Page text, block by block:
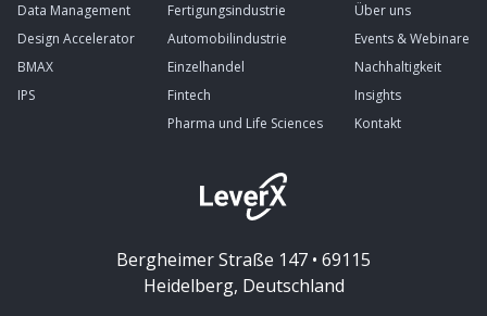
Data Management
Design Accelerator
BMAX
IPS
Fertigungsindustrie
Automobilindustrie
Einzelhandel
Fintech
Pharma und Life Sciences
Über uns
Events & Webinare
Nachhaltigkeit
Insights
Kontakt
Bergheimer Straße 147 • 69115
Heidelberg, Deutschland